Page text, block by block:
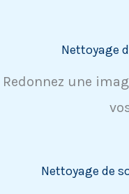
Nettoyage
Redonnez une
Nettoyage de